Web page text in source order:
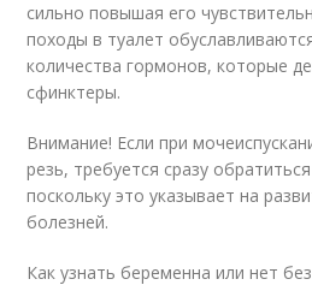
сильно повышая его
походы в туалет
количества гормонов, которые
сфинктеры.
Внимание! Если при
резь, требуется сразу
поскольку это указывает на
болезней.
Как узнать беременна или нет